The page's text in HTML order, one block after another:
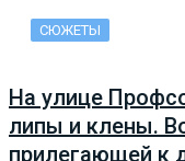
СЮЖЕТЫ
На улице
липы и клены.
прилегающей к